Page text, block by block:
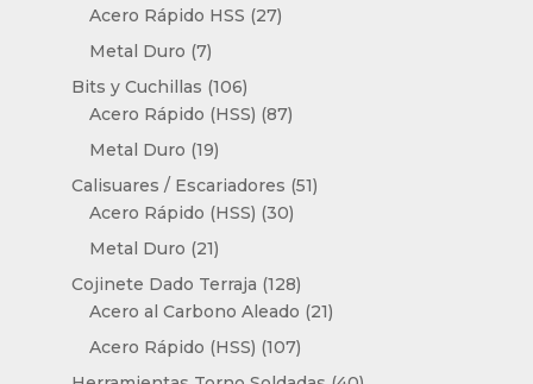
productos
Acero Rápido HSS 2727
Metal Duro 77
productos
Bits y Cuchillas 106106
productos
Acero Rápido (HSS) 8787
Metal Duro 1919
productos
Calisuares / Escariadores 5151
Acero Rápido (HSS) 3030
Metal Duro 2121
productos
Cojinete Dado Terraja 128128
productos
Acero al Carbono Aleado 2121
Acero Rápido (HSS) 107107
productos